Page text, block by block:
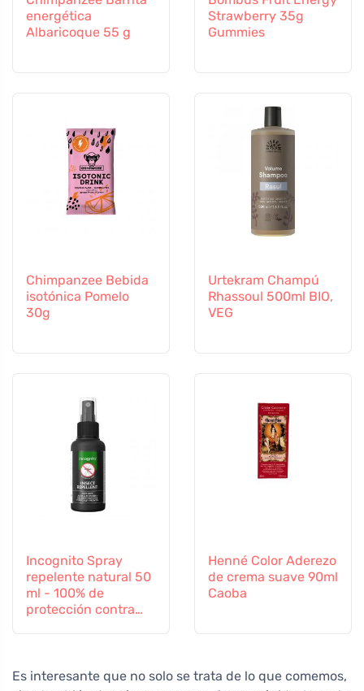
energética
Albaricoque 55 g
Strawberry 35g
Gummies
Chimpanzee Bebida
isotónica Pomelo
30g
Urtekram Champú
Rhassoul 500ml BIO,
VEG
Incognito Spray
repelente natural 50
ml - 100% de
protección contra
Henné Color Aderezo
de crema suave 90ml
Caoba
Es interesante que no solo se trata de lo que comemos,